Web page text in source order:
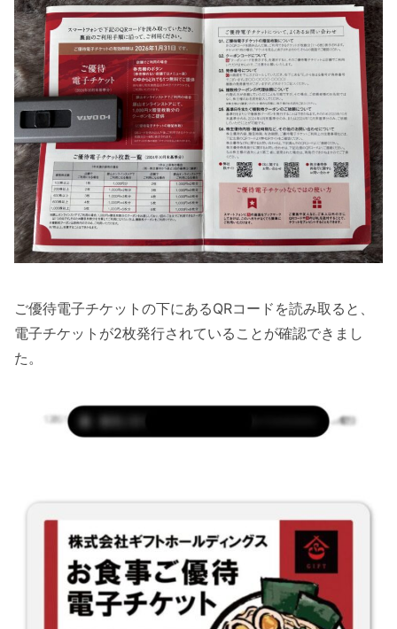
ご優待電子チケットの下にあるQRコードを読み取ると、
電子チケットが2枚発行されていることが確認できまし
た。